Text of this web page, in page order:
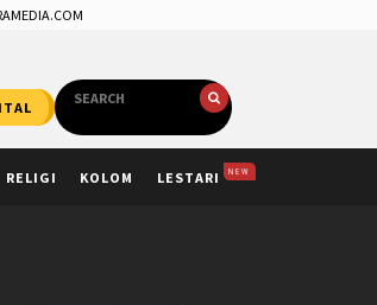
RELIGI KOLOM LESTARI NEW